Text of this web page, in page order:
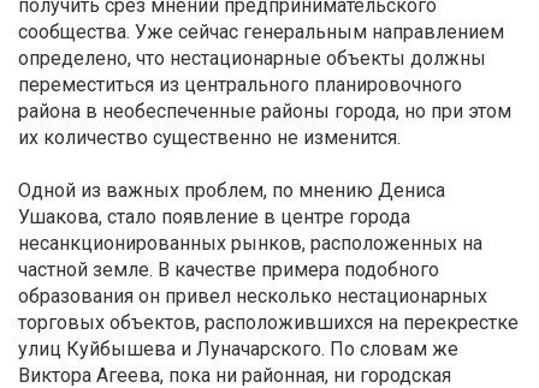
получить срез мнений предпринимательского
сообщества. Уже сейчас генеральным направлением
определено, что нестационарные объекты должны
переместиться из центрального планировочного
района в необеспеченные районы города, но при этом
их количество существенно не изменится.
Одной из важных проблем, по мнению Дениса
Ушакова, стало появление в центре города
несанкционированных рынков, расположенных на
частной земле. В качестве примера подобного
образования он привел несколько нестационарных
торговых объектов, расположившихся на перекрестке
улиц Куйбышева и Луначарского. По словам же
Виктора Агеева, пока ни районная, ни городская